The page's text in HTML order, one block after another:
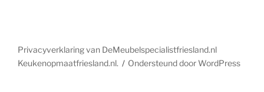
Privacyverklaring van DeMeubelspecialistfriesland.nl
Keukenopmaatfriesland.nl.
Ondersteund door WordPress